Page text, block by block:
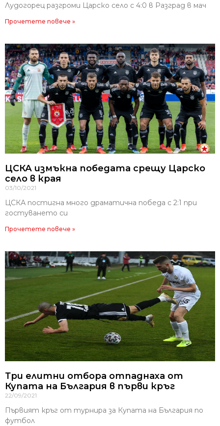
Лудогорец разгроми Царско село с 4:0 в Разград в мач
Прочетете повече »
ЦСКА измъкна победата срещу Царско
село в края
03/10/2021
ЦСКА постигна много драматична победа с 2:1 при
гостуването си
Прочетете повече »
Три елитни отбора отпаднаха от
Купата на България в първи кръг
22/09/2021
Първият кръг от турнира за Купата на България по
футбол